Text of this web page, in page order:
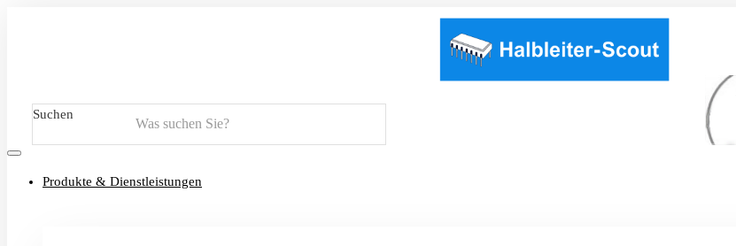
Suchen
Produkte & Dienstleistungen